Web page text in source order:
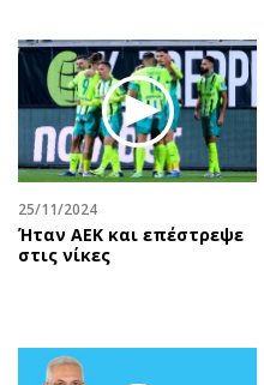
25/11/2024
Ήταν ΑΕΚ και επέστρεψε
στις νίκες